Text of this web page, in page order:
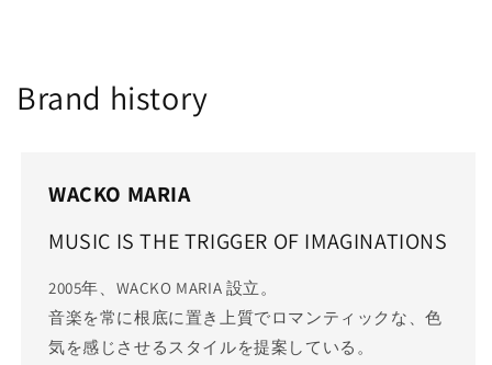
Brand history
WACKO MARIA
MUSIC IS THE TRIGGER OF IMAGINATIONS
2005年、WACKO MARIA 設立。
音楽を常に根底に置き上質でロマンティックな、色
気を感じさせるスタイルを提案している。